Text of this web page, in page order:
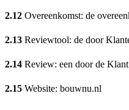
2.12 Overeenkomst: de
2.13 Reviewtool: de door
2.14 Review: een door de
2.15 Website: bouwnu.nl